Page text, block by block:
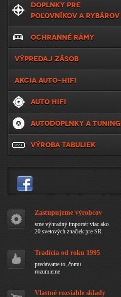
DOPLNKY PRE
POĽOVNÍKOV A RYBÁROV
OCHRANNÉ RÁMY
VÝPREDAJ ZÁSOB
AKCIA AUTO-HIFI
AUTO HIFI
AUTODOPLNKY A TUNING
VÝROBA TABULIEK
Zastupujeme výrobcov
sme výhradný importér viac ako
20 svetových značiek pre SR.
Tradícia od roku 1995
predávame to, čomu
rozumieme
Vlastné rozsiahle sklady